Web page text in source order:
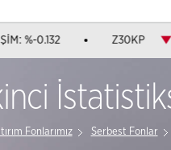
%-0.132 Z30KP
Fonlarımız Serbest Fonlar